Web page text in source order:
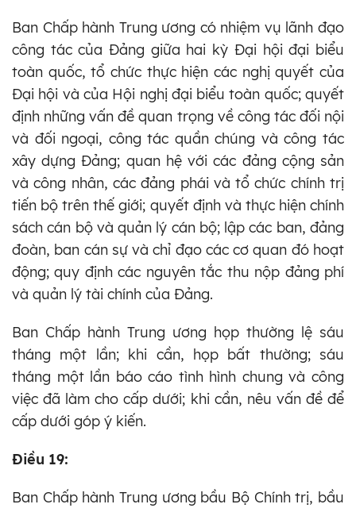
Ban Chấp hành Trung ương có nhiệm vụ lãnh đạo
công tác của Đảng giữa hai kỳ Đại hội đại biểu
toàn quốc, tổ chức thực hiện các nghị quyết của
Đại hội và của Hội nghị đại biểu toàn quốc; quyết
định những vấn đề quan trọng về công tác đối nội
và đối ngoại, công tác quần chúng và công tác
xây dựng Đảng; quan hệ với các đảng cộng sản
và công nhân, các đảng phái và tổ chức chính trị
tiến bộ trên thế giới; quyết định và thực hiện chính
sách cán bộ và quản lý cán bộ; lập các ban, đảng
đoàn, ban cán sự và chỉ đạo các cơ quan đó hoạt
động; quy định các nguyên tắc thu nộp đảng phí
và quản lý tài chính của Đảng.
Ban Chấp hành Trung ương họp thường lệ sáu
tháng một lần; khi cần, họp bất thường; sáu
tháng một lần báo cáo tình hình chung và công
việc đã làm cho cấp dưới; khi cần, nêu vấn đề để
cấp dưới góp ý kiến.
Điều 19:
Ban Chấp hành Trung ương bầu Bộ Chính trị, bầu